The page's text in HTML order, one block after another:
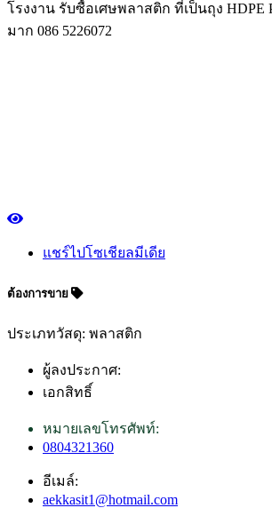
โรงงาน รับซื้อเศษพลาสติก ที่เป็นถุง HDPE
มาก 086 5226072
แชร์ไปโซเชียลมีเดีย
ต้องการขาย
ประเภทวัสดุ: พลาสติก
ผู้ลงประกาศ:
เอกสิทธิ์
หมายเลขโทรศัพท์:
0804321360
อีเมล์:
aekkasit1@hotmail.com